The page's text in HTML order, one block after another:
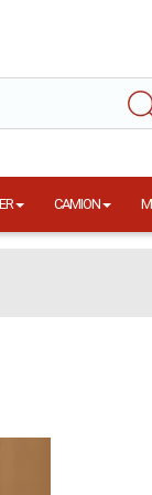
CAMION